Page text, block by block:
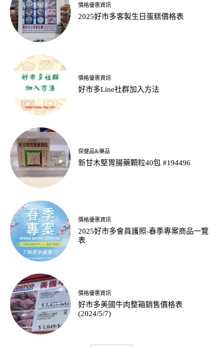
價格優惠資訊
2025好市多客製生日蛋糕價格表
價格優惠資訊
好市多Line社群加入方法
保健品&藥品
新甘木堅胃腸藥顆粒40包 #194496
價格優惠資訊
2025好市多會員護照-春季專案商品一覽
表
價格優惠資訊
好市多美國牛肉整箱銷售價格表
(2024/5/7)